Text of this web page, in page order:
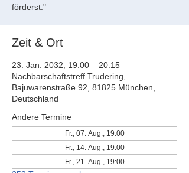
förderst."
Zeit & Ort
23. Jan. 2032, 19:00 – 20:15
Nachbarschaftstreff Trudering,
Bajuwarenstraße 92, 81825 München,
Deutschland
Andere Termine
Fr., 07. Aug., 19:00
Fr., 14. Aug., 19:00
Fr., 21. Aug., 19:00